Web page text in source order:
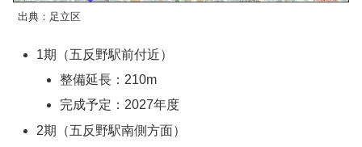
出典：足立区
1期（五反野駅前付近）
整備延長：210m
完成予定：2027年度
2期（五反野駅南側方面）